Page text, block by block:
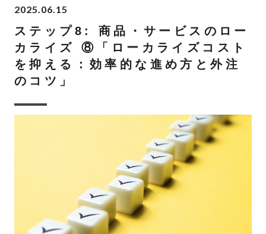
2025.06.15
ステップ8: 商品・サービスのロー
カライズ ⑧「ローカライズコスト
を抑える：効率的な進め方と外注
のコツ」